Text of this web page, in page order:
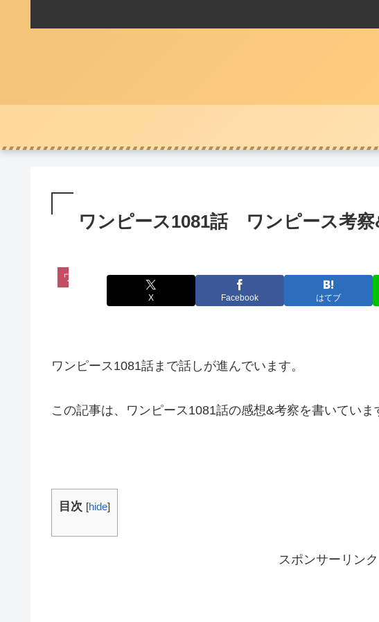
ワンピース1081話 ワンピース考察
ワンピース
X Facebook はてブ
ワンピース1081話まで話しが進んでいます。
この記事は、ワンピース1081話の感想&考察を書いていま
目次 [hide]
スポンサーリンク